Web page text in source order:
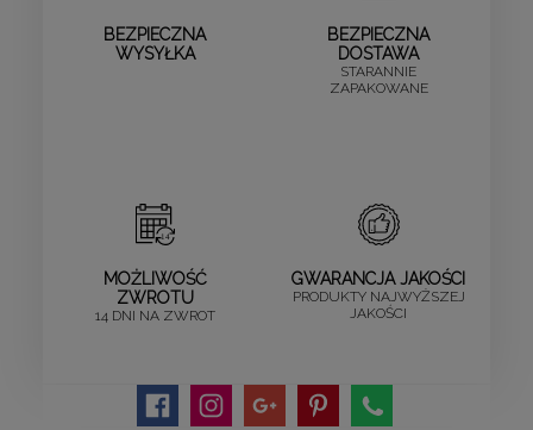
BEZPIECZNA
WYSYŁKA
BEZPIECZNA
DOSTAWA
STARANNIE
ZAPAKOWANE
MOŻLIWOŚĆ
ZWROTU
14 DNI NA ZWROT
GWARANCJA JAKOŚCI
PRODUKTY NAJWYŻSZEJ
JAKOŚCI